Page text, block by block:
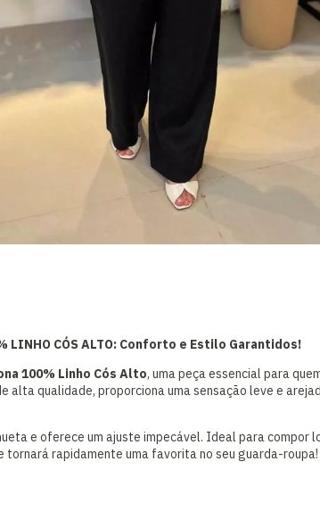
LINHO CÓS ALTO: Conforto e Estilo Garantidos!
100% Linho Cós Alto, uma peça essencial para
alta qualidade, proporciona uma sensação leve e
e oferece um ajuste impecável. Ideal para compor
tornará rapidamente uma favorita no seu guarda-roupa!